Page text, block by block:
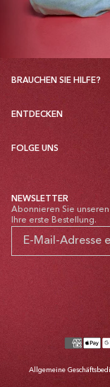
BRAUCHEN SIE HILFE?
ENTDECKEN
FOLGE UNS
NEWSLETTER
Abonnieren Sie
Ihre erste Bestellung.
Zahlungsmethoden
Allgemeine